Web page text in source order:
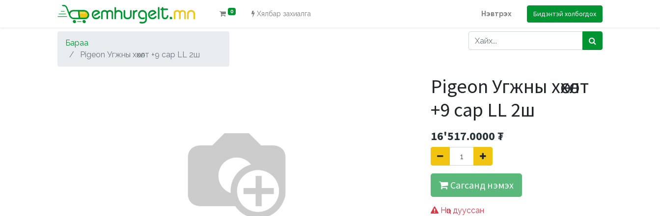
0 Хялбар захиалга Нэвтрэх Бидэнтэй холбогдох
Бараа
Pigeon Угжны хөхөлт +9 сар LL 2ш
Pigeon Угжны хөхөлт
+9 сар LL 2ш
16'517.0000₮
Сагсанд нэмэх
Нөөц дууссан